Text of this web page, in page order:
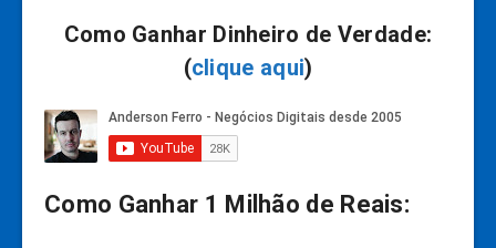
Como Ganhar Dinheiro de Verdade:
(clique aqui)
Como Ganhar 1 Milhão de Reais: